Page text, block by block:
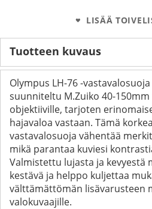
LISÄÄ
Tuotteen kuvaus
Olympus LH-76 -
suunniteltu M.Zuiko 40-150mm
objektiiville, tarjoten
hajavaloa vastaan. Tämä
vastavalosuoja vähentää
mikä parantaa kuviesi
Valmistettu lujasta ja kevyestä
kestävä ja helppo kuljettaa
välttämättömän lisävarusteen
valokuvaajille.